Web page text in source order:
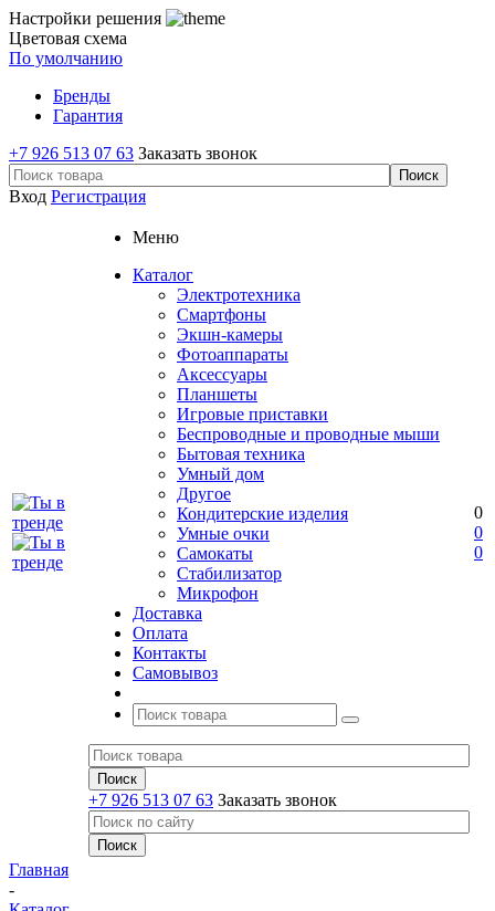
Настройки решения
Цветовая схема
По умолчанию
Бренды
Гарантия
+7 926 513 07 63 Заказать звонок
Вход Регистрация
Меню
Каталог
Электротехника
Смартфоны
Экшн-камеры
Фотоаппараты
Аксессуары
Планшеты
Игровые приставки
Беспроводные и проводные мыши
Бытовая техника
Умный дом
Другое
Кондитерские изделия
Умные очки
Самокаты
Стабилизатор
Микрофон
Доставка
Оплата
Контакты
Самовывоз
+7 926 513 07 63 Заказать звонок
0
0
0
Главная
-